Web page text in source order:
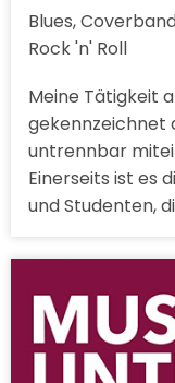
Blues,
Rock 'n' Roll
Meine Tätigkeit
gekennzeichnet
untrennbar
Einerseits ist es
und Studenten,